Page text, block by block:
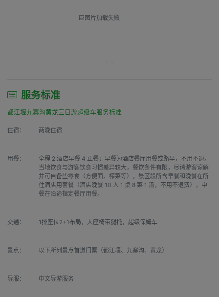
图片加载失败
服务标准
都江堰九寨沟黄龙三日游超级车服务标准
住宿： 两晚住宿
用餐：
全程 2 酒店早餐 4 正餐；早餐为酒店餐厅用餐或路早，不用不退。
当地饮食与游客饮食习惯差异较大，餐饮条件有限，尽请游客谅解
并可自备些零食（方便面、榨菜等），景区段所含早餐和晚餐在所
住酒店用套餐（酒店晚餐 10 人 1 桌 8 菜 1 汤，不用不退费），中
餐在沿途指定餐厅用餐。
交通： 1排座位2+1布局，大座椅带腿托，超级保姆车
景点： 以下所列景点首道门票（都江堰、九寨沟、黄龙）
导服： 中文导游服务